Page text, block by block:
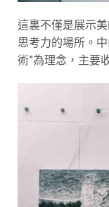
這裏不僅是展示
思考力的場所。
術”為理念，主要